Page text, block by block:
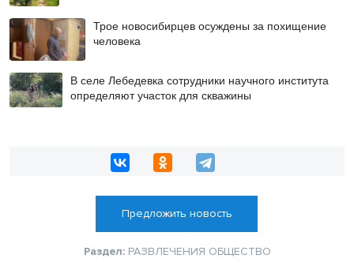
Трое новосибирцев осуждены за похищение
человека
В селе Лебедевка сотрудники научного института
определяют участок для скважины
Предложить новость
Раздел: РАЗВЛЕЧЕНИЯ ОБЩЕСТВО